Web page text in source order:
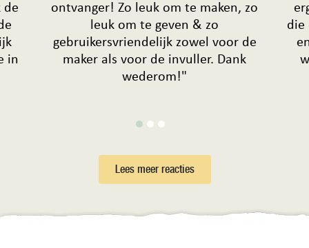
de
in
ontvanger! Zo leuk om te maken, zo
leuk om te geven & zo
gebruikersvriendelijk zowel voor de
maker als voor de invuller. Dank
wederom!"
die
Lees meer reacties